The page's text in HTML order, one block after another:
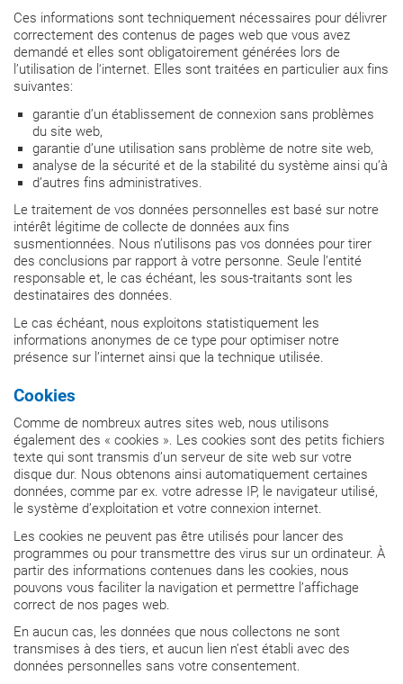
Ces informations sont techniquement nécessaires pour délivrer
correctement des contenus de pages web que vous avez
demandé et elles sont obligatoirement générées lors de
l’utilisation de l‘internet. Elles sont traitées en particulier aux fins
suivantes:
garantie d’un établissement de connexion sans problèmes
du site web,
garantie d’une utilisation sans problème de notre site web,
analyse de la sécurité et de la stabilité du système ainsi qu’à
d’autres fins administratives.
Le traitement de vos données personnelles est basé sur notre
intérêt légitime de collecte de données aux fins
susmentionnées. Nous n’utilisons pas vos données pour tirer
des conclusions par rapport à votre personne. Seule l’entité
responsable et, le cas échéant, les sous-traitants sont les
destinataires des données.
Le cas échéant, nous exploitons statistiquement les
informations anonymes de ce type pour optimiser notre
présence sur l’internet ainsi que la technique utilisée.
Cookies
Comme de nombreux autres sites web, nous utilisons
également des « cookies ». Les cookies sont des petits fichiers
texte qui sont transmis d’un serveur de site web sur votre
disque dur. Nous obtenons ainsi automatiquement certaines
données, comme par ex. votre adresse IP, le navigateur utilisé,
le système d’exploitation et votre connexion internet.
Les cookies ne peuvent pas être utilisés pour lancer des
programmes ou pour transmettre des virus sur un ordinateur. À
partir des informations contenues dans les cookies, nous
pouvons vous faciliter la navigation et permettre l’affichage
correct de nos pages web.
En aucun cas, les données que nous collectons ne sont
transmises à des tiers, et aucun lien n’est établi avec des
données personnelles sans votre consentement.